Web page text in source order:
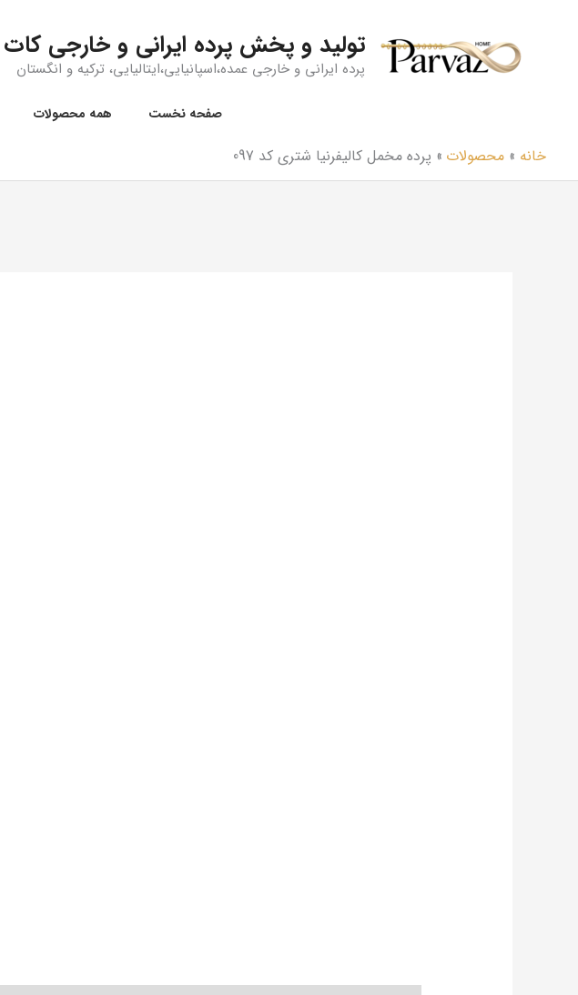
تولید و پخش پرده ایرانی و خارجی کات
پرده ایرانی و خارجی عمده،اسپانیایی،ایتالیایی، ترکیه و انگستان
صفحه نخست همه‌ محصولات
خانه محصولات پرده مخمل کالیفرنیا شتری کد 097